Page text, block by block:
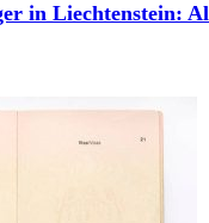
in Liechtenstein: